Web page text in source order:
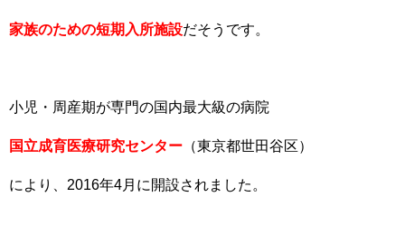
家族のための短期入所施設だそうです。
小児・周産期が専門の国内最大級の病院
国立成育医療研究センター （東京都世田谷区）
により、2016年4月に開設されました。